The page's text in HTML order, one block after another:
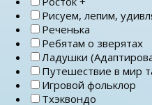
Рисуем, лепим,
Реченька
Ребятам о зверятах
Ладушки
Путешествие в мир
Игровой фольклор
Тхэквондо